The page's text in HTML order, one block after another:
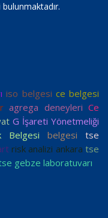
iso belgesi ce belgesi
agrega deneyleri Ce
G İşareti Yönetmeliği
Belgesi belgesi
tse
risk analizi ankara tse
gebze laboratuvarı